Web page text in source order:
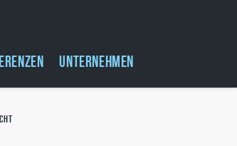
UNTERNEHMEN